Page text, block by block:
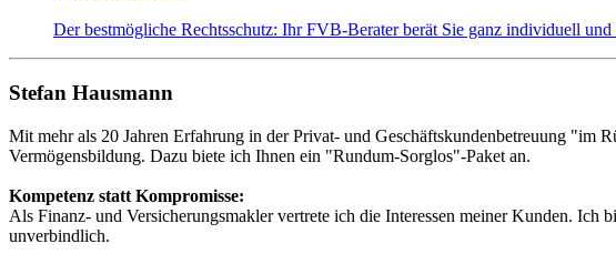
Der bestmögliche Rechtsschutz: Ihr FVB-Berater berät Sie ganz individuell
Stefan Hausmann
Mit mehr als 20 Jahren Erfahrung in der Privat- und Geschäftskundenbetreuung "im
Vermögensbildung. Dazu biete ich Ihnen ein "Rundum-Sorglos"-Paket an.
Kompetenz statt Kompromisse:
Als Finanz- und Versicherungsmakler vertrete ich die Interessen meiner Kunden. Ich
unverbindlich.